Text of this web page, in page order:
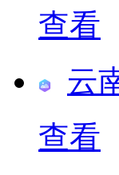
查看
云
查看